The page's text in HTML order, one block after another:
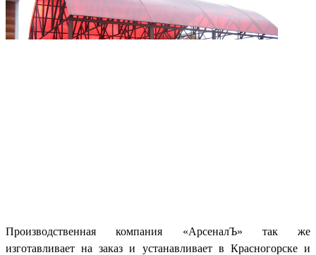
Производственная компания «АрсеналЪ» так же
изготавливает на заказ и устанавливает в Красногорске и